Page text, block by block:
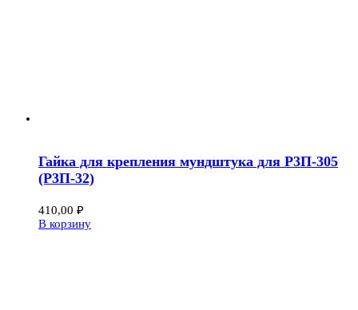
Гайка для крепления мундштука для Р3П-305
(Р3П-32)
410,00 ₽
В корзину